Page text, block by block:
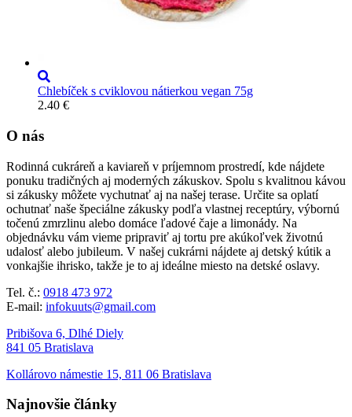
Chlebíček s cviklovou nátierkou vegan 75g
2.40 €
O nás
Rodinná cukráreň a kaviareň v príjemnom prostredí, kde nájdete
ponuku tradičných aj moderných zákuskov. Spolu s kvalitnou kávou
si zákusky môžete vychutnať aj na našej terase. Určite sa oplatí
ochutnať naše špeciálne zákusky podľa vlastnej receptúry, výbornú
točenú zmrzlinu alebo domáce ľadové čaje a limonády. Na
objednávku vám vieme pripraviť aj tortu pre akúkoľvek životnú
udalosť alebo jubileum. V našej cukrárni nájdete aj detský kútik a
vonkajšie ihrisko, takže je to aj ideálne miesto na detské oslavy.
Tel. č.: 0918 473 972
E-mail: infokuuts@gmail.com
Pribišova 6, Dlhé Diely
841 05 Bratislava
Kollárovo námestie 15, 811 06 Bratislava
Najnovšie články